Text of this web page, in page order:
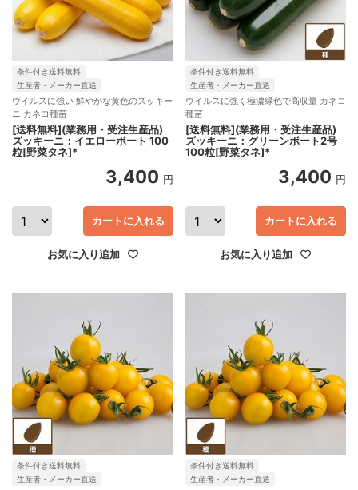
条件付き送料無料
生産者・メーカー直送
ウイルスに強い 鮮やかな黄色のズッキー
ニ カネコ種苗
[送料無料](業務用・受注生産品)
ズッキーニ：イエローボート 100
粒[野菜タネ]*
3,400 円
カートに入れる
お気に入り追加
条件付き送料無料
生産者・メーカー直送
ウイルスに強く極濃緑色で高収量 カネコ
種苗
[送料無料](業務用・受注生産品)
ズッキーニ：グリーンボート2号
100粒[野菜タネ]*
3,400 円
カートに入れる
お気に入り追加
条件付き送料無料
生産者・メーカー直送
条件付き送料無料
生産者・メーカー直送